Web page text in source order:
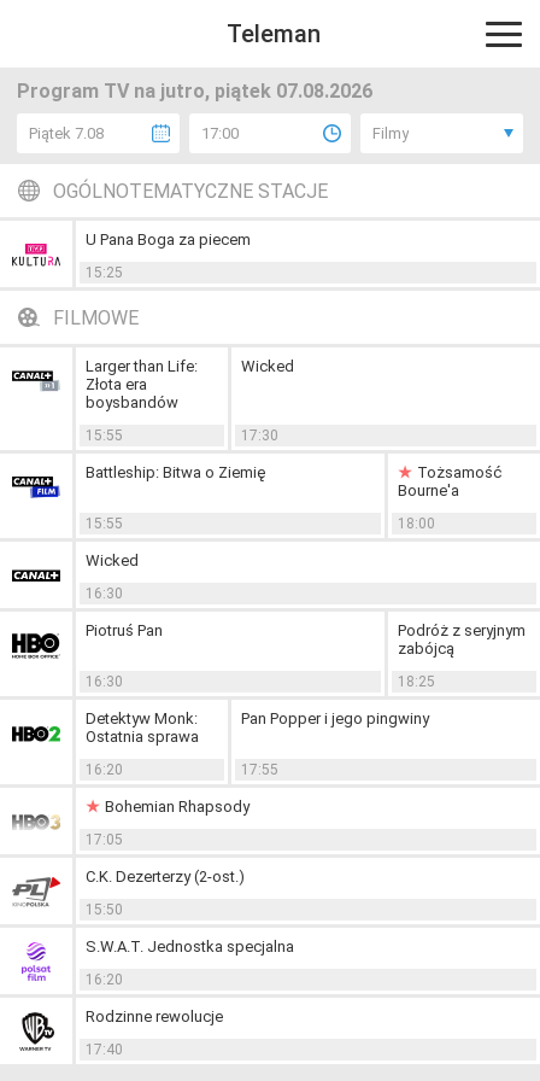
Teleman
Program TV na jutro, piątek 07.08.2026
Piątek 7.08 17:00 Filmy
OGÓLNOTEMATYCZNE STACJE
U Pana Boga za piecem
15:25
FILMOWE
Larger than Life:
Złota era
boysbandów
15:55
Wicked
17:30
Battleship: Bitwa o Ziemię
15:55
Tożsamość
Bourne'a
18:00
Wicked
16:30
Piotruś Pan
16:30
Podróż z seryjnym
zabójcą
18:25
Detektyw Monk:
Ostatnia sprawa
16:20
Pan Popper i jego pingwiny
17:55
Bohemian Rhapsody
17:05
C.K. Dezerterzy (2-ost.)
15:50
S.W.A.T. Jednostka specjalna
16:20
Rodzinne rewolucje
17:40